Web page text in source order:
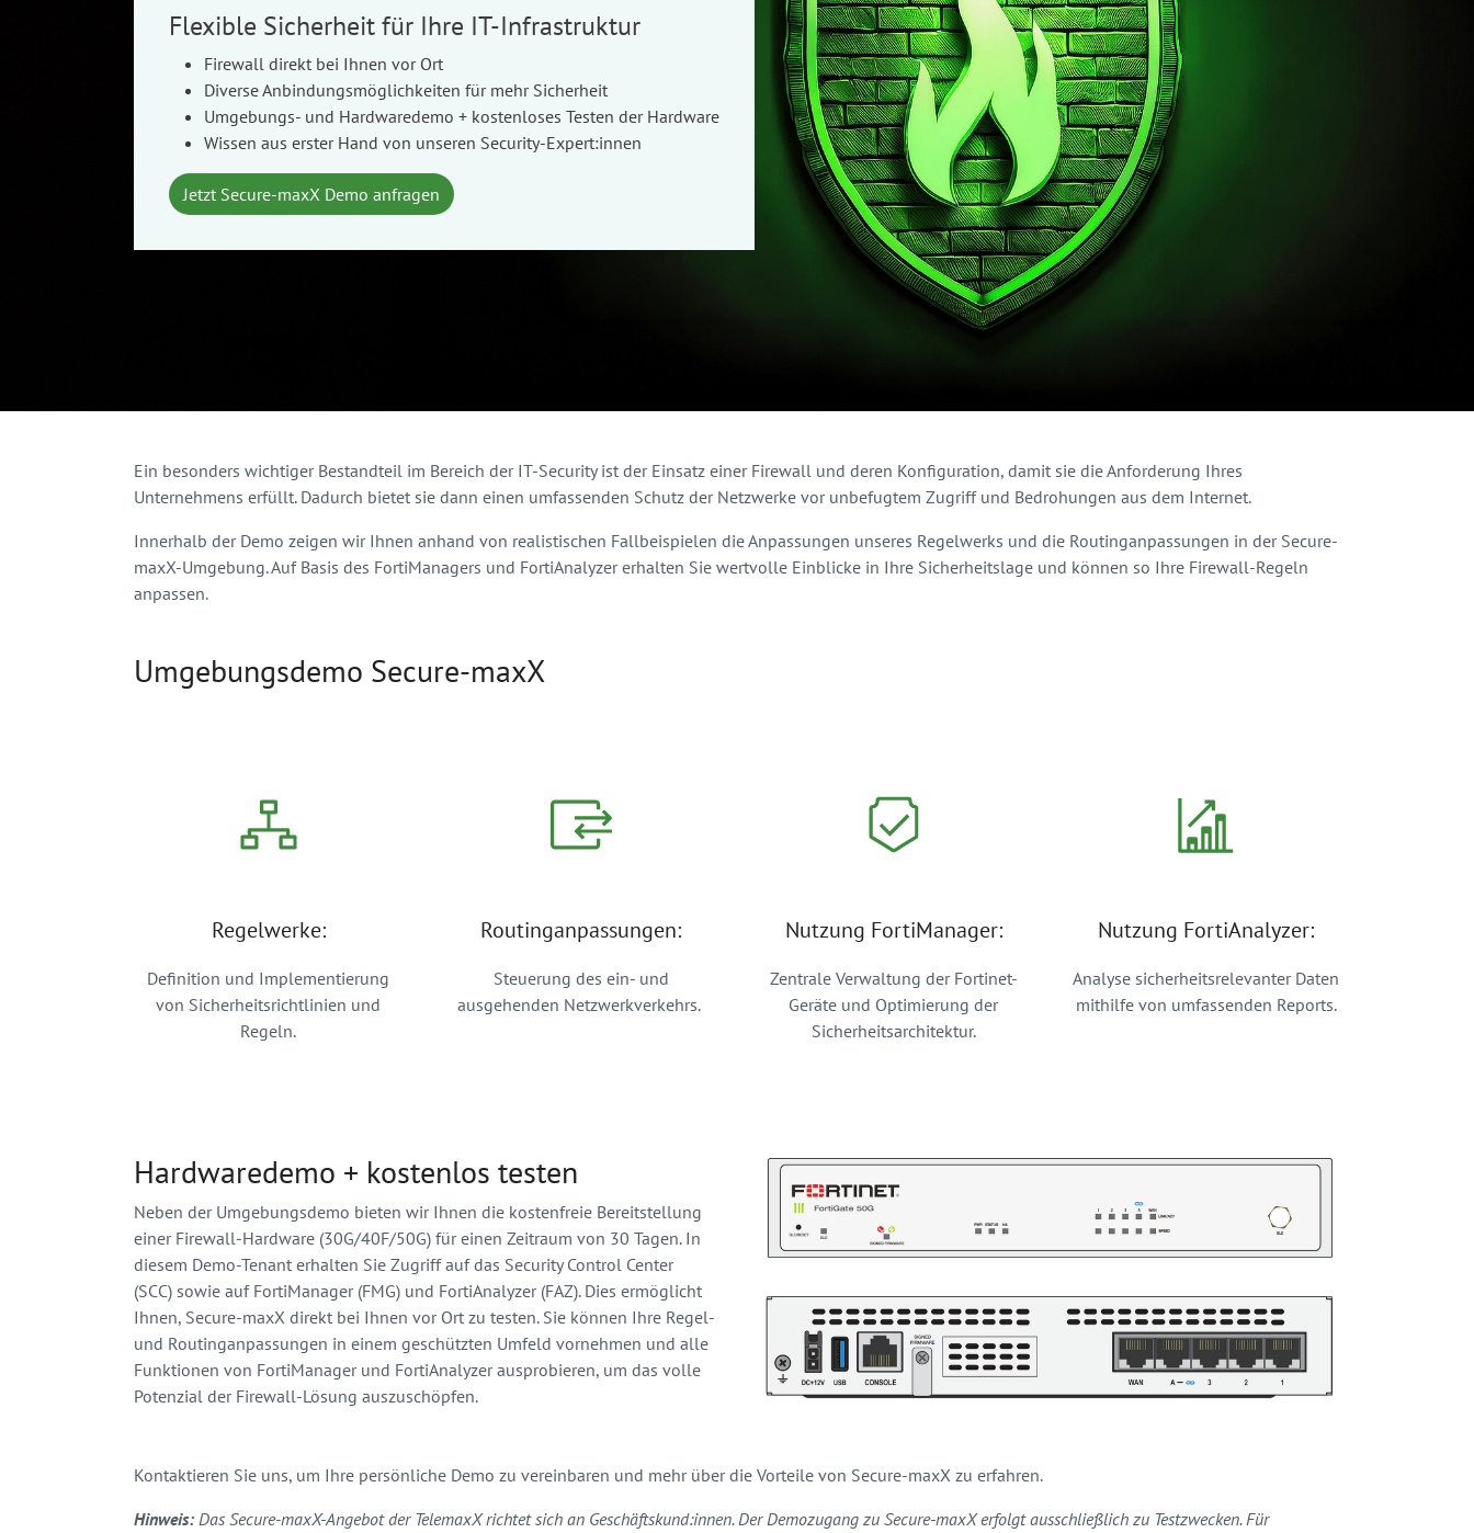
Flexible Sicherheit für Ihre IT-Infrastruktur
Firewall direkt bei Ihnen vor Ort
Diverse Anbindungsmöglichkeiten für mehr Sicherheit
Umgebungs- und Hardwaredemo + kostenloses Testen der Hardware
Wissen aus erster Hand von unseren Security-Expert:innen
Jetzt Secure-maxX Demo anfragen
Ein besonders wichtiger Bestandteil im Bereich der IT-Security ist der Einsatz einer Firewall und deren Konfiguration, damit sie die Anforderung Ihres
Unternehmens erfüllt. Dadurch bietet sie dann einen umfassenden Schutz der Netzwerke vor unbefugtem Zugriff und Bedrohungen aus dem Internet.
Innerhalb der Demo zeigen wir Ihnen anhand von realistischen Fallbeispielen die Anpassungen unseres Regelwerks und die Routinganpassungen in der Secure-
maxX-Umgebung. Auf Basis des FortiManagers und FortiAnalyzer erhalten Sie wertvolle Einblicke in Ihre Sicherheitslage und können so Ihre Firewall-Regeln
anpassen.
Umgebungsdemo Secure-maxX
Regelwerke:
Definition und Implementierung
von Sicherheitsrichtlinien und
Regeln.
Routinganpassungen:
Steuerung des ein- und
ausgehenden Netzwerkverkehrs.
Nutzung FortiManager:
Zentrale Verwaltung der Fortinet-
Geräte und Optimierung der
Sicherheitsarchitektur.
Nutzung FortiAnalyzer:
Analyse sicherheitsrelevanter Daten
mithilfe von umfassenden Reports.
Hardwaredemo + kostenlos testen
Neben der Umgebungsdemo bieten wir Ihnen die kostenfreie Bereitstellung
einer Firewall-Hardware (30G/40F/50G) für einen Zeitraum von 30 Tagen. In
diesem Demo-Tenant erhalten Sie Zugriff auf das Security Control Center
(SCC) sowie auf FortiManager (FMG) und FortiAnalyzer (FAZ). Dies ermöglicht
Ihnen, Secure-maxX direkt bei Ihnen vor Ort zu testen. Sie können Ihre Regel-
und Routinganpassungen in einem geschützten Umfeld vornehmen und alle
Funktionen von FortiManager und FortiAnalyzer ausprobieren, um das volle
Potenzial der Firewall-Lösung auszuschöpfen.
Kontaktieren Sie uns, um Ihre persönliche Demo zu vereinbaren und mehr über die Vorteile von Secure-maxX zu erfahren.
Hinweis: Das Secure-maxX-Angebot der TelemaxX richtet sich an Geschäftskund:innen. Der Demozugang zu Secure-maxX erfolgt ausschließlich zu Testzwecken. Für